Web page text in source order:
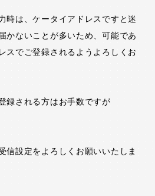
時は、ケータイアドレスですと迷
かないことが多いため、可能であ
スでご登録されるようよろしくお
録される方はお手数ですが
信設定をよろしくお願いいたしま